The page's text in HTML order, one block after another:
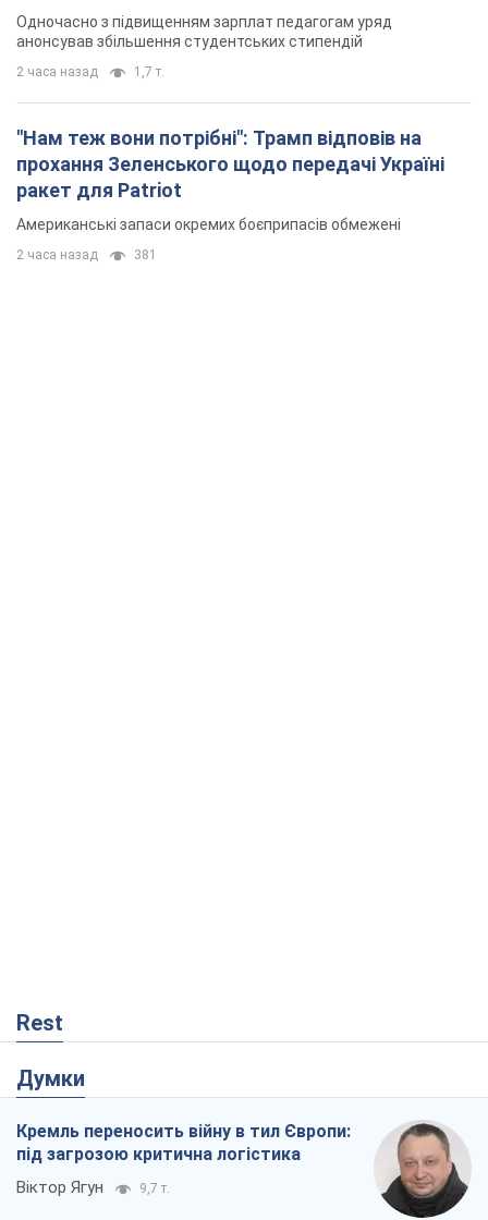
Одночасно з підвищенням зарплат педагогам уряд
анонсував збільшення студентських стипендій
2 часа назад 1,7 т.
"Нам теж вони потрібні": Трамп відповів на
прохання Зеленського щодо передачі Україні
ракет для Patriot
Американські запаси окремих боєприпасів обмежені
2 часа назад 381
Rest
Думки
Кремль переносить війну в тил Європи:
під загрозою критична логістика
Віктор Ягун 9,7 т.